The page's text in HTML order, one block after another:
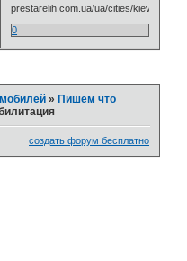
prestarelih.com.ua/ua/cities/kiev/
0
» Пишем что
создать форум бесплатно